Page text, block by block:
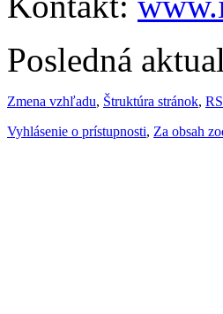
Posledná
Zmena vzhľadu, Štruktúra stránok,
Vyhlásenie o prístupnosti, Za obsah